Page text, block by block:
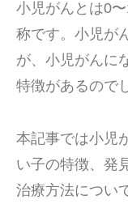
小児がんとは0
称です。小児が
が、小児がんに
特徴があるので
本記事では小児
い子の特徴、発
治療方法につい